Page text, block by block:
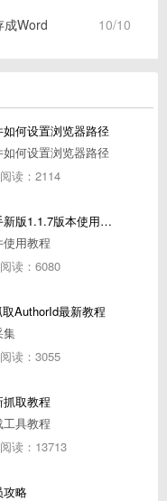
10/10
成Word
何设置浏览器路径
何设置浏览器路径
阅读：2114
小红书笔记下载助手新版1.1.7版本使用教程
用教程
阅读：6080
AuthorId最新教程
集
阅读：3055
取教程
具教程
阅读：13713
攻略